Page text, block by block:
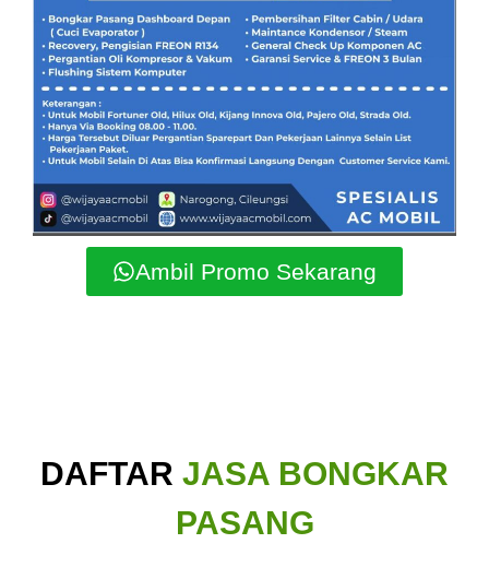
Ambil Promo Sekarang
DAFTAR JASA BONGKAR
PASANG